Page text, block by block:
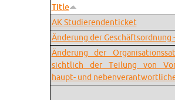
Title
AK Studieren­denticket
Änderung der Geschäft­sor­d­nung
Änderung der
sichtlich der Teilung von
haupt- und